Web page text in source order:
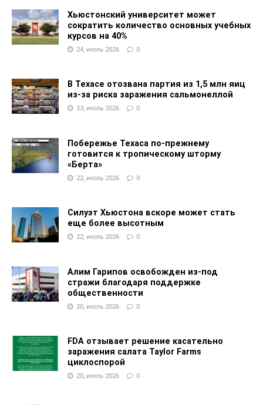
Хьюстонский университет может
сократить количество основных учебных
курсов на 40%
24, июль 2026 0
В Техасе отозвана партия из 1,5 млн яиц
из-за риска заражения сальмонеллой
23, июль 2026 0
Побережье Техаса по-прежнему
готовится к тропическому шторму
«Берта»
22, июль 2026 0
Силуэт Хьюстона вскоре может стать
еще более высотным
22, июль 2026 0
Алим Гарипов освобожден из-под
стражи благодаря поддержке
общественности
20, июль 2026 0
FDA отзывает решение касательно
заражения салата Taylor Farms
циклоспорой
20, июль 2026 0